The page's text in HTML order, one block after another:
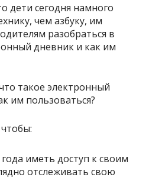
дети сегодня намного
чем азбуку, им
разобраться в
дневник и как им
иметь доступ к своим
отслеживать свою